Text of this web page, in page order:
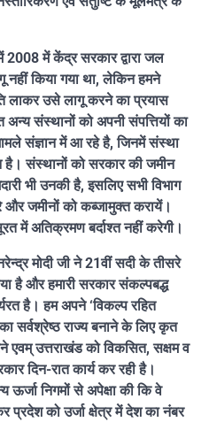
2008 में केंद्र सरकार द्वारा जल
नहीं किया गया था, लेकिन हमने
लाकर उसे लागू करने का प्रयास
संस्थानों को अपनी संपत्तियों का
संज्ञान में आ रहे है, जिनमें संस्था
संस्थानों को सरकार की जमीन
भी उनकी है, इसलिए सभी विभाग
जमीनों को कब्जामुक्त करायें।
में अतिक्रमण बर्दाश्त नहीं करेगी।
मोदी जी ने 21वीं सदी के तीसरे
है और हमारी सरकार संकल्पबद्ध
है। हम अपने ‘विकल्प रहित
सर्वश्रेष्ठ राज्य बनाने के लिए कृत
एवम् उत्तराखंड को विकसित, सक्षम व
दिन-रात कार्य कर रही है।
निगमों से अपेक्षा की कि वे
प्रदेश को उर्जा क्षेत्र में देश का नंबर